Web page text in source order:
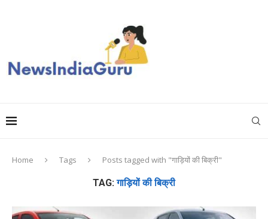
Home Tags Posts tagged with "गाड़ियों की बिक्री"
TAG:गाड़ियों की बिक्री